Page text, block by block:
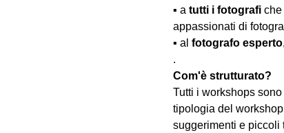
▪️ a tutti i fotografi che
appassionati di
▪️ al fotografo esperto
.
Com'è strutturato?
Tutti i workshops
tipologia del
suggerimenti e piccoli